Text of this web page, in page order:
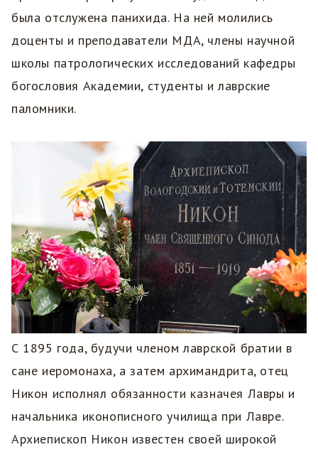
была отслужена панихида. На ней молились
доценты и преподаватели МДА, члены научной
школы патрологических исследований кафедры
богословия Академии, студенты и лаврские
паломники.
С 1895 года, будучи членом лаврской братии в
сане иеромонаха, а затем архимандрита, отец
Никон исполнял обязанности казначея Лавры и
начальника иконописного училища при Лавре.
Архиепископ Никон известен своей широкой